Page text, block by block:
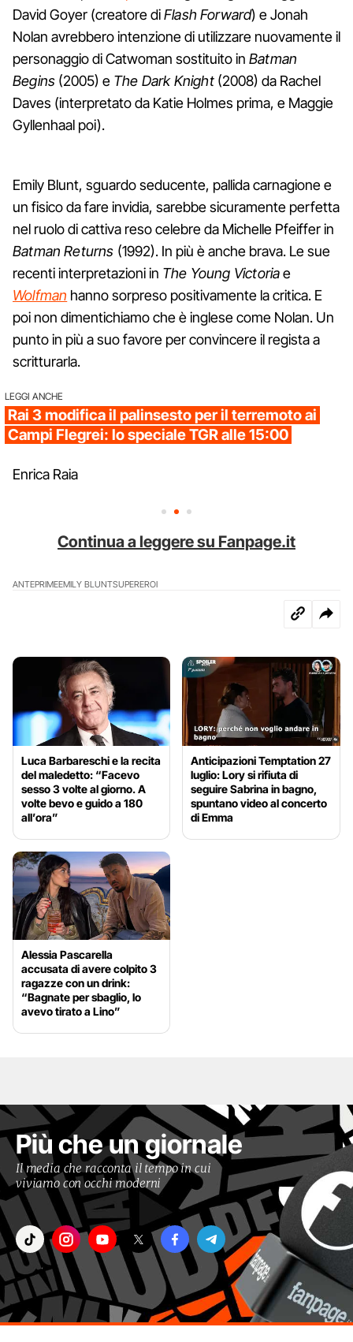
David Goyer (creatore diFlash Forward) e Jonah
Nolan avrebbero intenzione di utilizzare nuovamente il
personaggio di Catwoman sostituito in Batman
Begins (2005) e The Dark Knight(2008) da Rachel
Daves (interpretato da Katie Holmes prima, e Maggie
Gyllenhaal poi).
Emily Blunt, sguardo seducente, pallida carnagione e
un fisico da fare invidia, sarebbe sicuramente perfetta
nel ruolo di cattiva reso celebre da Michelle Pfeiffer in
Batman Returns (1992). In più è anche brava. Le sue
recenti interpretazioni in The Young Victoriae
Wolfman hanno sorpreso positivamente la critica. E
poi non dimentichiamo che è inglese come Nolan. Un
punto in più a suo favore per convincere il regista a
scritturarla.
LEGGI ANCHE
Rai 3 modifica il palinsesto per il terremoto ai
Campi Flegrei: lo speciale TGR alle 15:00
Enrica Raia
Continua a leggere su Fanpage.it
ANTEPRIMEEMILY BLUNTSUPEREROI
Luca Barbareschi e la recita
del maledetto: “Facevo
sesso 3 volte al giorno. A
volte bevo e guido a 180
all’ora”
Anticipazioni Temptation 27
luglio: Lory si rifiuta di
seguire Sabrina in bagno,
spuntano video al concerto
di Emma
Alessia Pascarella
accusata di avere colpito 3
ragazze con un drink:
“Bagnate per sbaglio, lo
avevo tirato a Lino”
Più che un giornale
Il media che racconta il tempo in cui
viviamo con occhi moderni